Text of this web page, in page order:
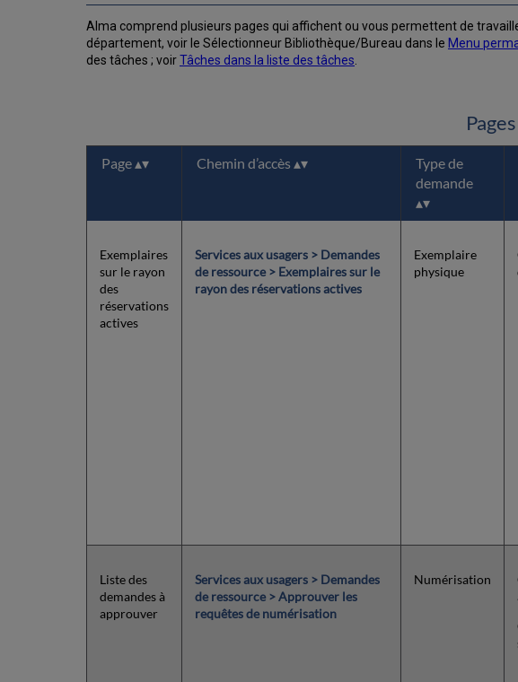
Alma comprend plusieurs pages qui affichent ou vous permettent de
département, voir le Sélectionneur Bibliothèque/Bureau dans le Menu
des tâches ; voirTâches dans la liste des tâches
Page Chemin d’accès
Type de
demande
Exemplaires
sur le rayon
des
réservations
actives
Services aux usagers > Demandes
de ressource > Exemplaires sur le
rayon des réservations actives
Exemplaire
physique
Liste des
demandes à
approuver
Services aux usagers > Demandes
de ressource > Approuver les
requêtes de numérisation
Numérisation